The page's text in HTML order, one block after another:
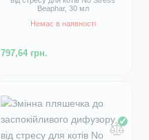
Beaphar, 30 мл
Немає в наявності
797,64 грн.